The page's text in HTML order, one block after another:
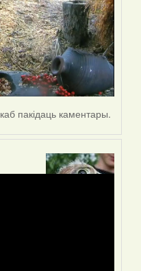
каб пакідаць каментары.